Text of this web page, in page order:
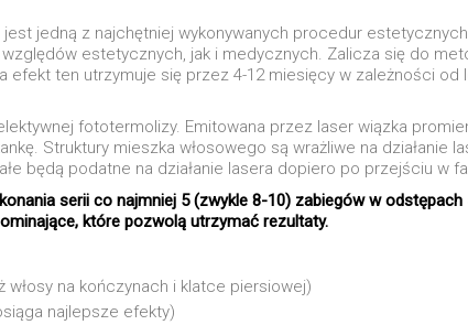
jedną z najchętniej wykonywanych procedur
estetycznych, jak i medycznych. Zalicza się do
ten utrzymuje się przez 4-12 miesięcy w zależności od
fototermolizy. Emitowana przez laser wiązka
Struktury mieszka włosowego są wrażliwe na działanie
będą podatne na działanie lasera dopiero po przejściu w
serii co najmniej 5 (zwykle 8-10) zabiegów w
które pozwolą utrzymać rezultaty.
na kończynach i klatce piersiowej)
najlepsze efekty)